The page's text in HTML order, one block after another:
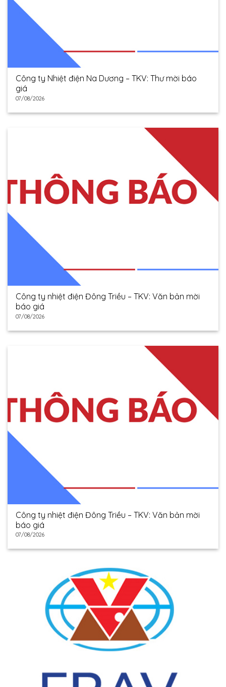
Công ty Nhiệt điện Na Dương – TKV: Thư mời báo
giá
07/08/2026
Công ty nhiệt điện Đông Triều – TKV: Văn bản mời
báo giá
07/08/2026
Công ty nhiệt điện Đông Triều – TKV: Văn bản mời
báo giá
07/08/2026